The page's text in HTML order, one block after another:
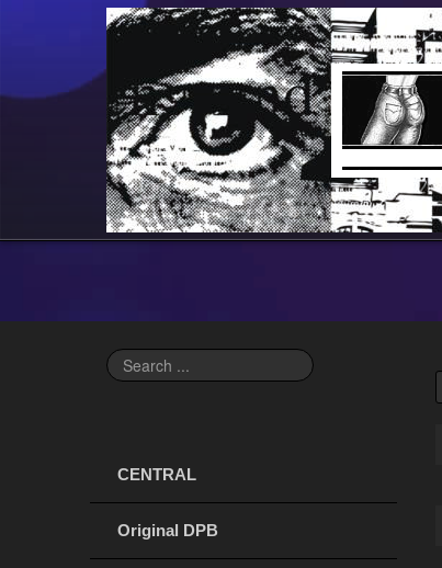
Search
...
CENTRAL
Original DPB